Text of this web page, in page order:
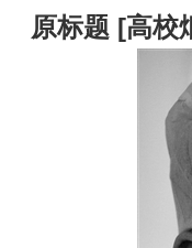
原标题 [高校